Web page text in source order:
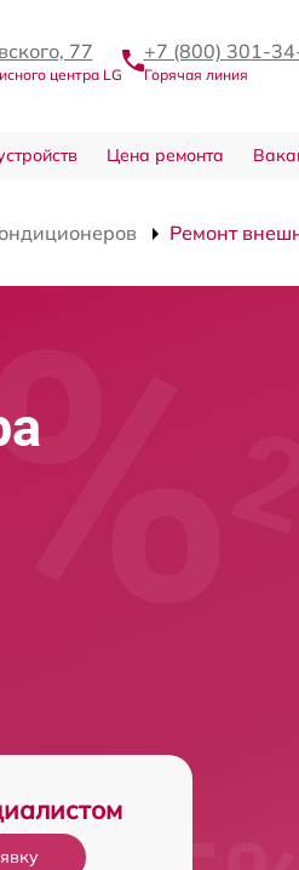
77
центра LG
+7 (800) 301-
Горячая линия
Цена ремонта
Ремонт